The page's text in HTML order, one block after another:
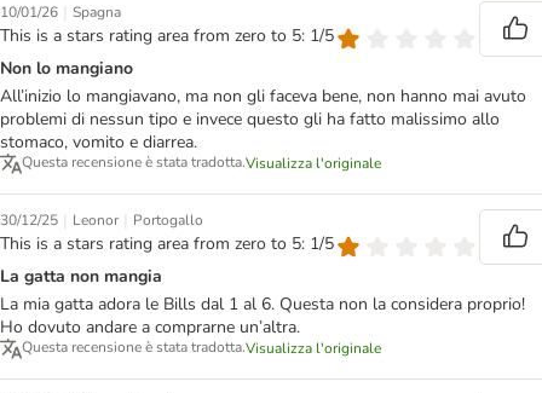
10/01/26 | Spagna
This is a stars rating area from zero to 5: 1/5
Non lo mangiano
All’inizio lo mangiavano, ma non gli faceva bene, non hanno mai avuto
problemi di nessun tipo e invece questo gli ha fatto malissimo allo
stomaco, vomito e diarrea.
Questa recensione è stata tradotta.Visualizza l'originale
30/12/25 | Leonor | Portogallo
This is a stars rating area from zero to 5: 1/5
La gatta non mangia
La mia gatta adora le Bills dal 1 al 6. Questa non la considera proprio!
Ho dovuto andare a comprarne un’altra.
Questa recensione è stata tradotta.Visualizza l'originale